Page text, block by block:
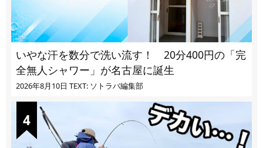
いやな汗を数分で洗い流す！ 20分400円の「完
全無人シャワー」が名古屋に誕生
2026年8月10日 TEXT: ソトラバ編集部